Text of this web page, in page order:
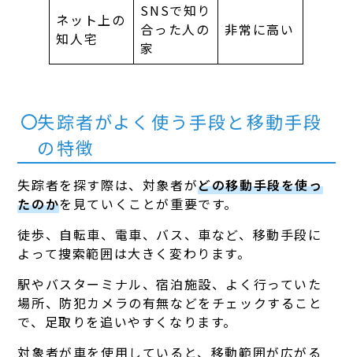
ネット上の
知人宅
SNSで知り
合った人の
家
非常に高い
失踪者がよく使う手段と移動手段
の特徴
失踪者を探す際は、対象者がどの移動手段を使っ
たのかを見ていくことが重要です。
徒歩、自転車、電車、バス、車など、移動手段に
よって捜索範囲は大きく変わります。
駅やバスターミナル、宿泊施設、よく行っていた
場所、防犯カメラの有無などをチェックすること
で、足取りを追いやすくなります。
対象者が車を使用していると、移動範囲が広がる